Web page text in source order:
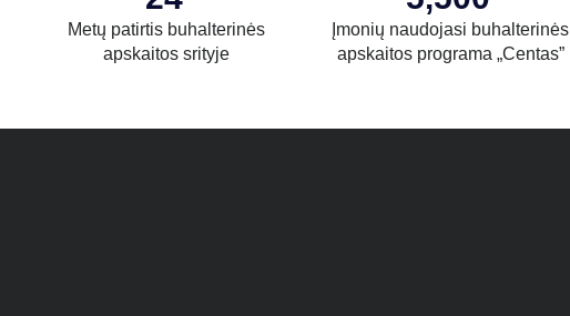
Metų patirtis buhalterinės
apskaitos srityje
Įmonių naudojasi buhalterinės
apskaitos programa „Centas”